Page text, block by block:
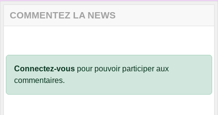
COMMENTEZ LA NEWS
Connectez-vous pour pouvoir participer aux
commentaires.